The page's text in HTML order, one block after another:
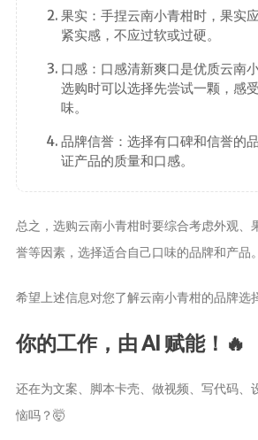
果实：手捏云南小青柑时，果实
紧实感，不应过软或过硬。
口感：口感清新爽口是优质云南
选购时可以选择先尝试一颗，感
味。
品牌信誉：选择有口碑和信誉的
证产品的质量和口感。
总之，选购云南小青柑时要综合考虑外观、
誉等因素，选择适合自己口味的品牌和产品。
希望上述信息对您了解云南小青柑的品牌选
你的工作，由 AI 赋能！🔥
还在为文案、脚本卡壳、做视频、写代码、
恼吗？🤯